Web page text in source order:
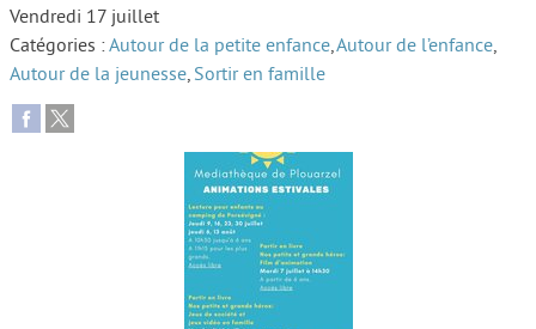
Protéger les enfants
Face au deuil
Sortir en famille
Vie de couple
Aide aux parents
Vendredi 17 juillet
Catégories :Autour de la petite enfance,Autour de l’enfance,
Autour de la jeunesse, Sortir en famille